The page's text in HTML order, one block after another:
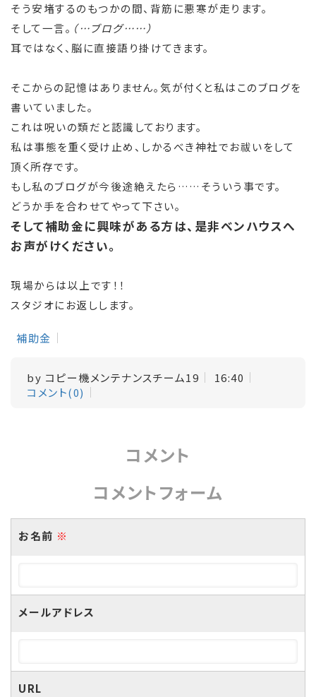
そう安堵するのもつかの間、背筋に悪寒が走ります。
そして一言。 （…ブログ……）
耳ではなく、脳に直接語り掛けてきます。
そこからの記憶はありません。気が付くと私はこのブログを
書いていました。
これは呪いの類だと認識しております。
私は事態を重く受け止め、しかるべき神社でお祓いをして
頂く所存です。
もし私のブログが今後途絶えたら……そういう事です。
どうか手を合わせてやって下さい。
そして補助金に興味がある方は、是非ベンハウスへ
お声がけください。
現場からは以上です！！
スタジオにお返しします。
補助金
by コピー機メンテナンスチーム19
16:40
コメント(0)
コメント
コメントフォーム
お名前 ※
メールアドレス
URL